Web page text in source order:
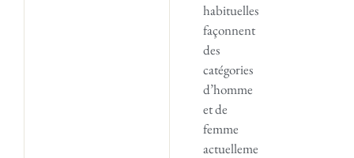
habituelles
façonnent
des
catégories
d’homme
et de
femme
actuelleme